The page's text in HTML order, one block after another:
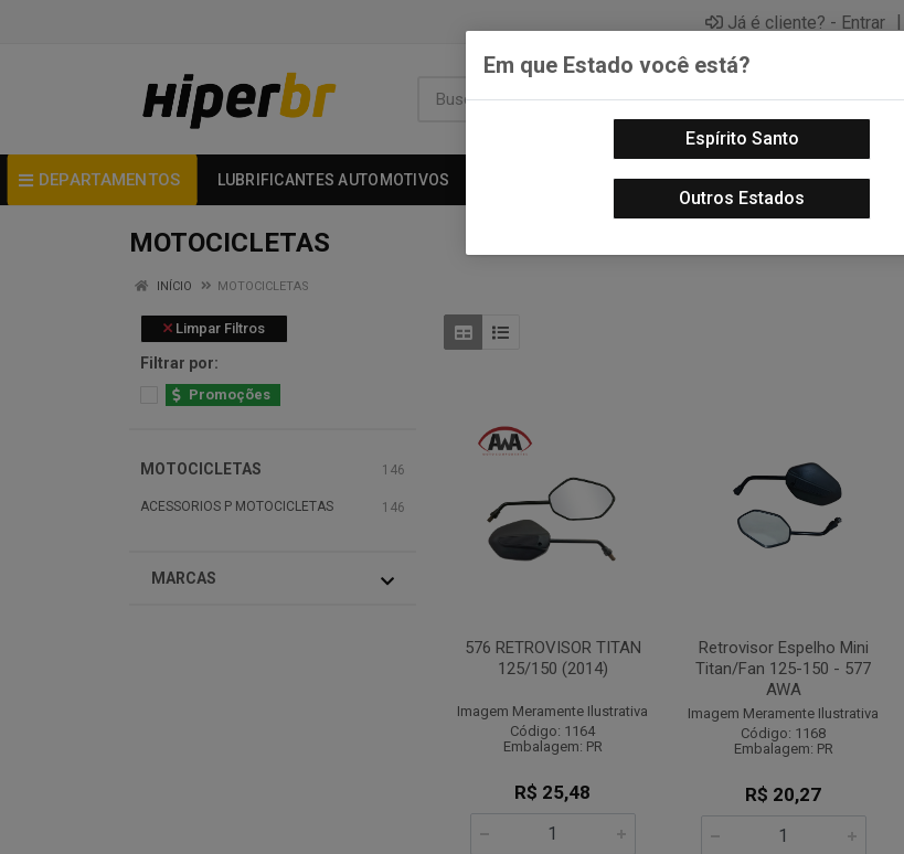
Já é cliente? - Entrar |
DEPARTAMENTOS LUBRIFICANTES AUTOMOTIVOS PECAS AUTOMOTIVAS LUBRIFICANTES PARA MOTOS
MOTOCICLETAS
INÍCIO MOTOCICLETAS
Limpar Filtros
Filtrar por:
Promoções
MOTOCICLETAS 146
ACESSORIOS P MOTOCICLETAS 146
MARCAS
576 RETROVISOR TITAN
125/150 (2014)
Imagem Meramente Ilustrativa
Código: 1164
Embalagem: PR
R$ 25,48
Retrovisor Espelho Mini
Titan/Fan 125-150 - 577
AWA
Imagem Meramente Ilustrativa
Código: 1168
Embalagem: PR
R$ 20,27
Em que Estado você está?
Espírito Santo
Outros Estados